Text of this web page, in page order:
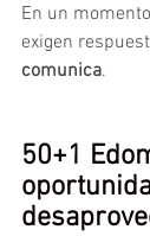
En un
exigen
comunica.
50+1